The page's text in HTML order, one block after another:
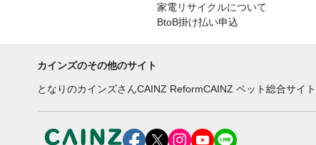
家電リサイクルについて
BtoB掛け払い申込
カインズのその他のサイト
となりのカインズさんCAINZ ReformCAINZ ペット総合サイト